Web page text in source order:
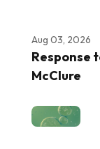
Aug 03, 2026
Response
McClure